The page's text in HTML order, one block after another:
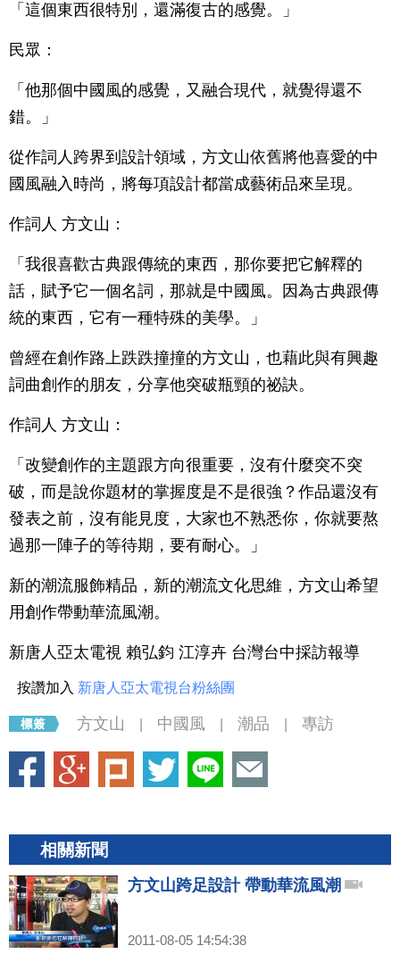
「這個東西很特別，還滿復古的感覺。」
民眾：
「他那個中國風的感覺，又融合現代，就覺得還不
錯。」
從作詞人跨界到設計領域，方文山依舊將他喜愛的中
國風融入時尚，將每項設計都當成藝術品來呈現。
作詞人 方文山：
「我很喜歡古典跟傳統的東西，那你要把它解釋的
話，賦予它一個名詞，那就是中國風。因為古典跟傳
統的東西，它有一種特殊的美學。」
曾經在創作路上跌跌撞撞的方文山，也藉此與有興趣
詞曲創作的朋友，分享他突破瓶頸的祕訣。
作詞人 方文山：
「改變創作的主題跟方向很重要，沒有什麼突不突
破，而是說你題材的掌握度是不是很強？作品還沒有
發表之前，沒有能見度，大家也不熟悉你，你就要熬
過那一陣子的等待期，要有耐心。」
新的潮流服飾精品，新的潮流文化思維，方文山希望
用創作帶動華流風潮。
新唐人亞太電視 賴弘鈞 江淳卉 台灣台中採訪報導
按讚加入 新唐人亞太電視台粉絲團
方文山 中國風 潮品 專訪
相關新聞
方文山跨足設計 帶動華流風潮
2011-08-05 14:54:38